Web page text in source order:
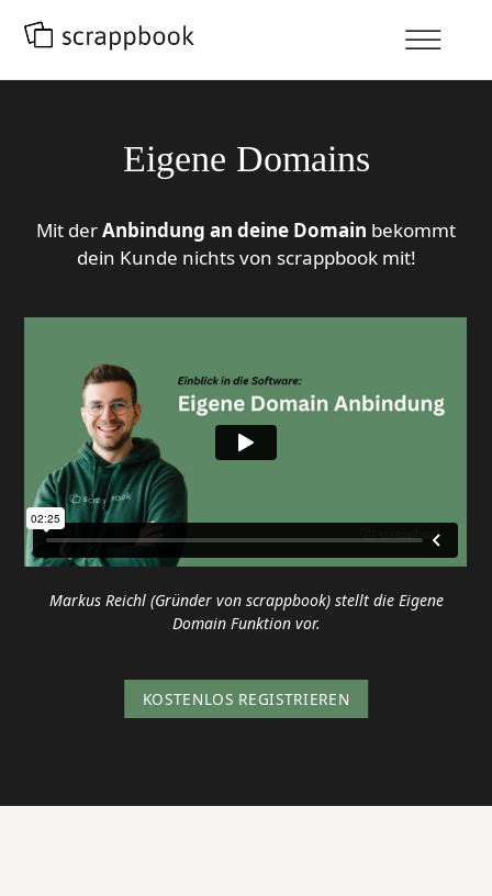
Eigene Domains
Mit derAnbindung an deine Domain bekommt
dein Kunde nichts von scrappbook mit!
Markus Reichl (Gründer von scrappbook) stellt die Eigene
Domain Funktion vor.
KOSTENLOS REGISTRIEREN